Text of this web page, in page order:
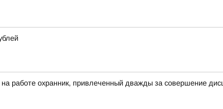
работе охранник, привлеченный дважды за совершение